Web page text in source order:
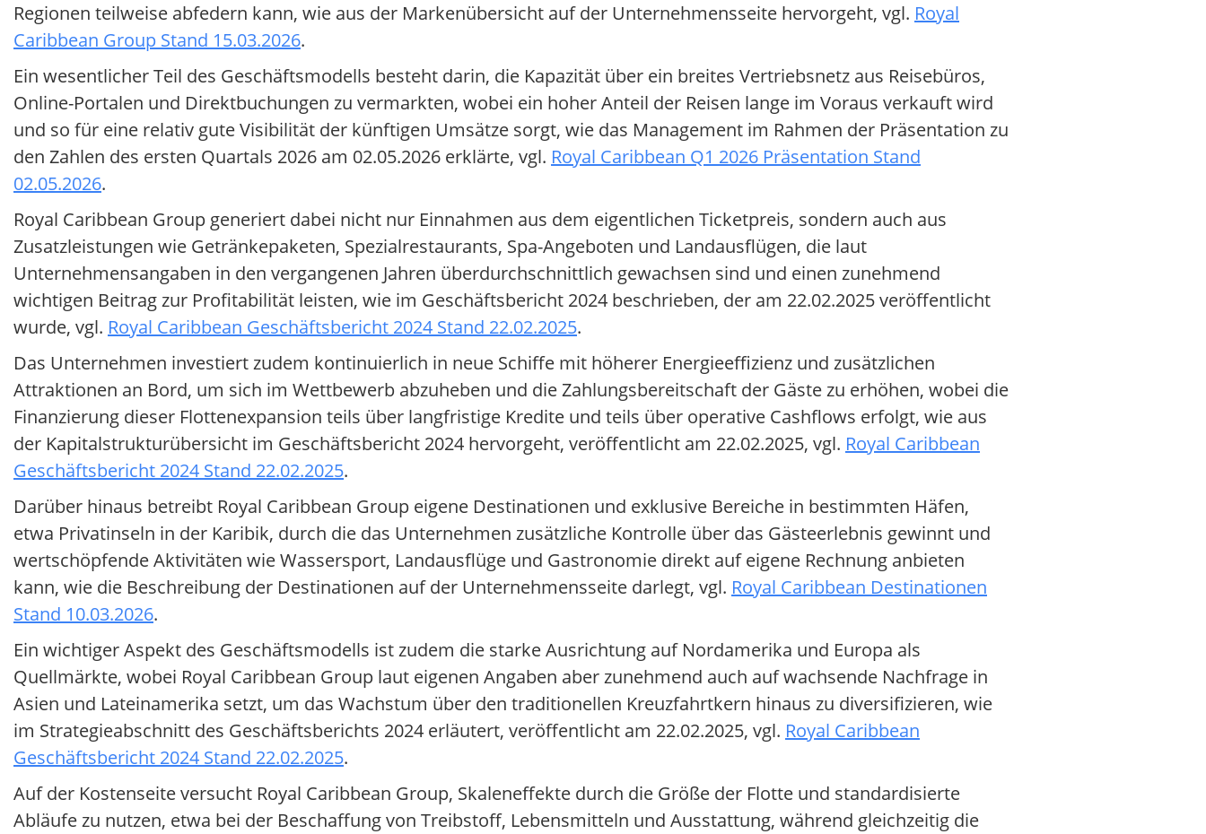
Regionen teilweise abfedern kann, wie aus der Markenübersicht auf der Unternehmensseite hervorgeht, vgl. Royal
Caribbean Group Stand 15.03.2026.
Ein wesentlicher Teil des Geschäftsmodells besteht darin, die Kapazität über ein breites Vertriebsnetz aus Reisebüros,
Online-Portalen und Direktbuchungen zu vermarkten, wobei ein hoher Anteil der Reisen lange im Voraus verkauft wird
und so für eine relativ gute Visibilität der künftigen Umsätze sorgt, wie das Management im Rahmen der Präsentation zu
den Zahlen des ersten Quartals 2026 am 02.05.2026 erklärte, vgl. Royal Caribbean Q1 2026 Präsentation Stand
02.05.2026.
Royal Caribbean Group generiert dabei nicht nur Einnahmen aus dem eigentlichen Ticketpreis, sondern auch aus
Zusatzleistungen wie Getränkepaketen, Spezialrestaurants, Spa-Angeboten und Landausflügen, die laut
Unternehmensangaben in den vergangenen Jahren überdurchschnittlich gewachsen sind und einen zunehmend
wichtigen Beitrag zur Profitabilität leisten, wie im Geschäftsbericht 2024 beschrieben, der am 22.02.2025 veröffentlicht
wurde, vgl. Royal Caribbean Geschäftsbericht 2024 Stand 22.02.2025.
Das Unternehmen investiert zudem kontinuierlich in neue Schiffe mit höherer Energieeffizienz und zusätzlichen
Attraktionen an Bord, um sich im Wettbewerb abzuheben und die Zahlungsbereitschaft der Gäste zu erhöhen, wobei die
Finanzierung dieser Flottenexpansion teils über langfristige Kredite und teils über operative Cashflows erfolgt, wie aus
der Kapitalstrukturübersicht im Geschäftsbericht 2024 hervorgeht, veröffentlicht am 22.02.2025, vgl. Royal Caribbean
Geschäftsbericht 2024 Stand 22.02.2025.
Darüber hinaus betreibt Royal Caribbean Group eigene Destinationen und exklusive Bereiche in bestimmten Häfen,
etwa Privatinseln in der Karibik, durch die das Unternehmen zusätzliche Kontrolle über das Gästeerlebnis gewinnt und
wertschöpfende Aktivitäten wie Wassersport, Landausflüge und Gastronomie direkt auf eigene Rechnung anbieten
kann, wie die Beschreibung der Destinationen auf der Unternehmensseite darlegt, vgl. Royal Caribbean Destinationen
Stand 10.03.2026.
Ein wichtiger Aspekt des Geschäftsmodells ist zudem die starke Ausrichtung auf Nordamerika und Europa als
Quellmärkte, wobei Royal Caribbean Group laut eigenen Angaben aber zunehmend auch auf wachsende Nachfrage in
Asien und Lateinamerika setzt, um das Wachstum über den traditionellen Kreuzfahrtkern hinaus zu diversifizieren, wie
im Strategieabschnitt des Geschäftsberichts 2024 erläutert, veröffentlicht am 22.02.2025, vgl. Royal Caribbean
Geschäftsbericht 2024 Stand 22.02.2025.
Auf der Kostenseite versucht Royal Caribbean Group, Skaleneffekte durch die Größe der Flotte und standardisierte
Abläufe zu nutzen, etwa bei der Beschaffung von Treibstoff, Lebensmitteln und Ausstattung, während gleichzeitig die